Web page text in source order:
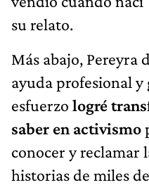
su relato.
Más abajo, Pereyra
ayuda profesional
esfuerzo logré
saber en activismo
conocer y reclamar
historias de miles